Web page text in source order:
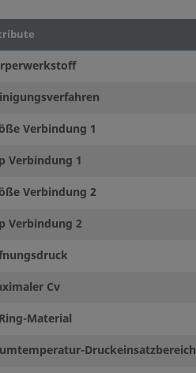
Verbindung 1
Verbindung 1
Verbindung 2
Verbindung 2
Cv
Material
Druckeinsatzbereich